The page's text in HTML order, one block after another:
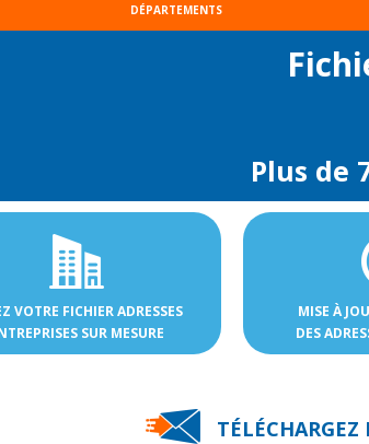
DÉPARTEMENTS
Plus de
VOTRE FICHIER ADRESSES
SUR MESURE
MISE À
DES
TÉLÉCHARGEZ